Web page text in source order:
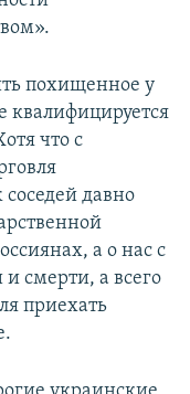
похищенное у
квалифицируется
что с
давно
а о нас с
смерти, а всего
приехать